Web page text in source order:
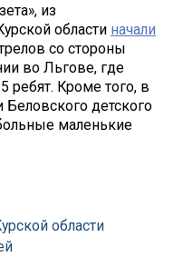
из
области начали
со стороны
во Льгове, где
ребят. Кроме того, в
детского
маленькие
области